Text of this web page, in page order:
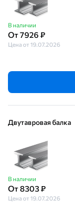
В наличии
От 7926 ₽
Цена от 19.07.2026
Двутавровая балка
В наличии
От 8303 ₽
Цена от 19.07.2026